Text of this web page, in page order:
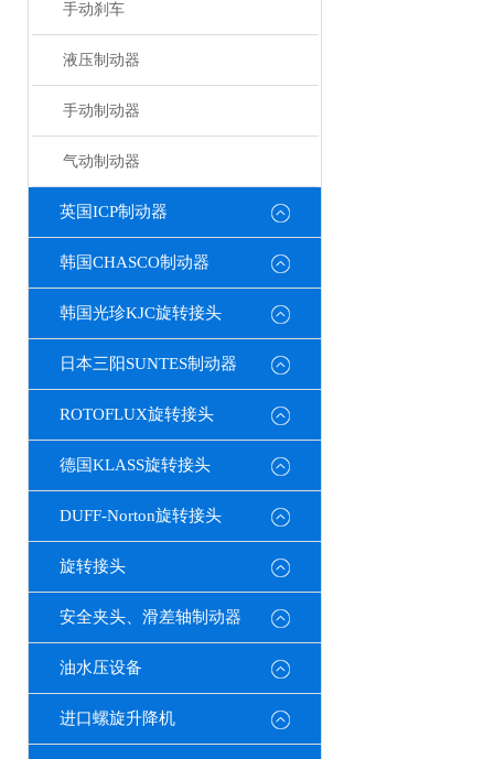
手动刹车
液压制动器
手动制动器
气动制动器
英国ICP制动器
韩国CHASCO制动器
韩国光珍KJC旋转接头
日本三阳SUNTES制动器
ROTOFLUX旋转接头
德国KLASS旋转接头
DUFF-Norton旋转接头
旋转接头
安全夹头、滑差轴制动器
油水压设备
进口螺旋升降机